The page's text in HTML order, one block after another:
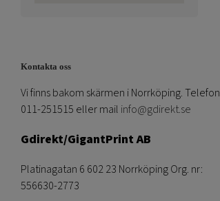
Kontakta oss
Vi finns bakom skärmen i Norrköping. Telefon
011-251515 eller mail info@gdirekt.se
Gdirekt/GigantPrint AB
Platinagatan 6 602 23 Norrköping Org. nr:
556630-2773